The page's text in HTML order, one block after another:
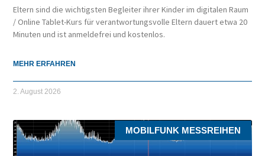
Eltern sind die wichtigsten Begleiter ihrer Kinder im digitalen Raum
/ Online Tablet-Kurs für verantwortungsvolle Eltern dauert etwa 20
Minuten und ist anmeldefrei und kostenlos.
MEHR ERFAHREN
2. August 2026
MOBILFUNK MESSREIHEN